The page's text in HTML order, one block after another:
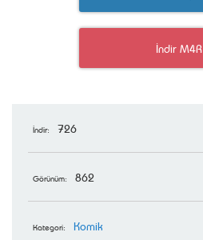
İndir M4R
İndir: 726
Görünüm: 862
Kategori: Komik